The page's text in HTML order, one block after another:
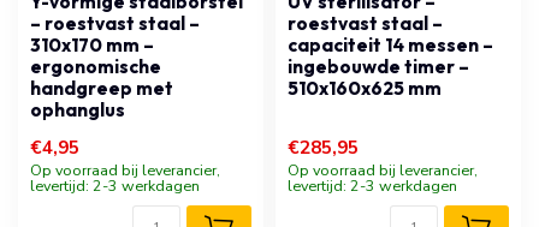
– roestvast staal –
310x170 mm –
ergonomische
handgreep met
ophanglus
€4,95
Op voorraad bij leverancier,
levertijd: 2-3 werkdagen
roestvast staal –
capaciteit 14 messen –
ingebouwde timer –
510x160x625 mm
€285,95
Op voorraad bij leverancier,
levertijd: 2-3 werkdagen